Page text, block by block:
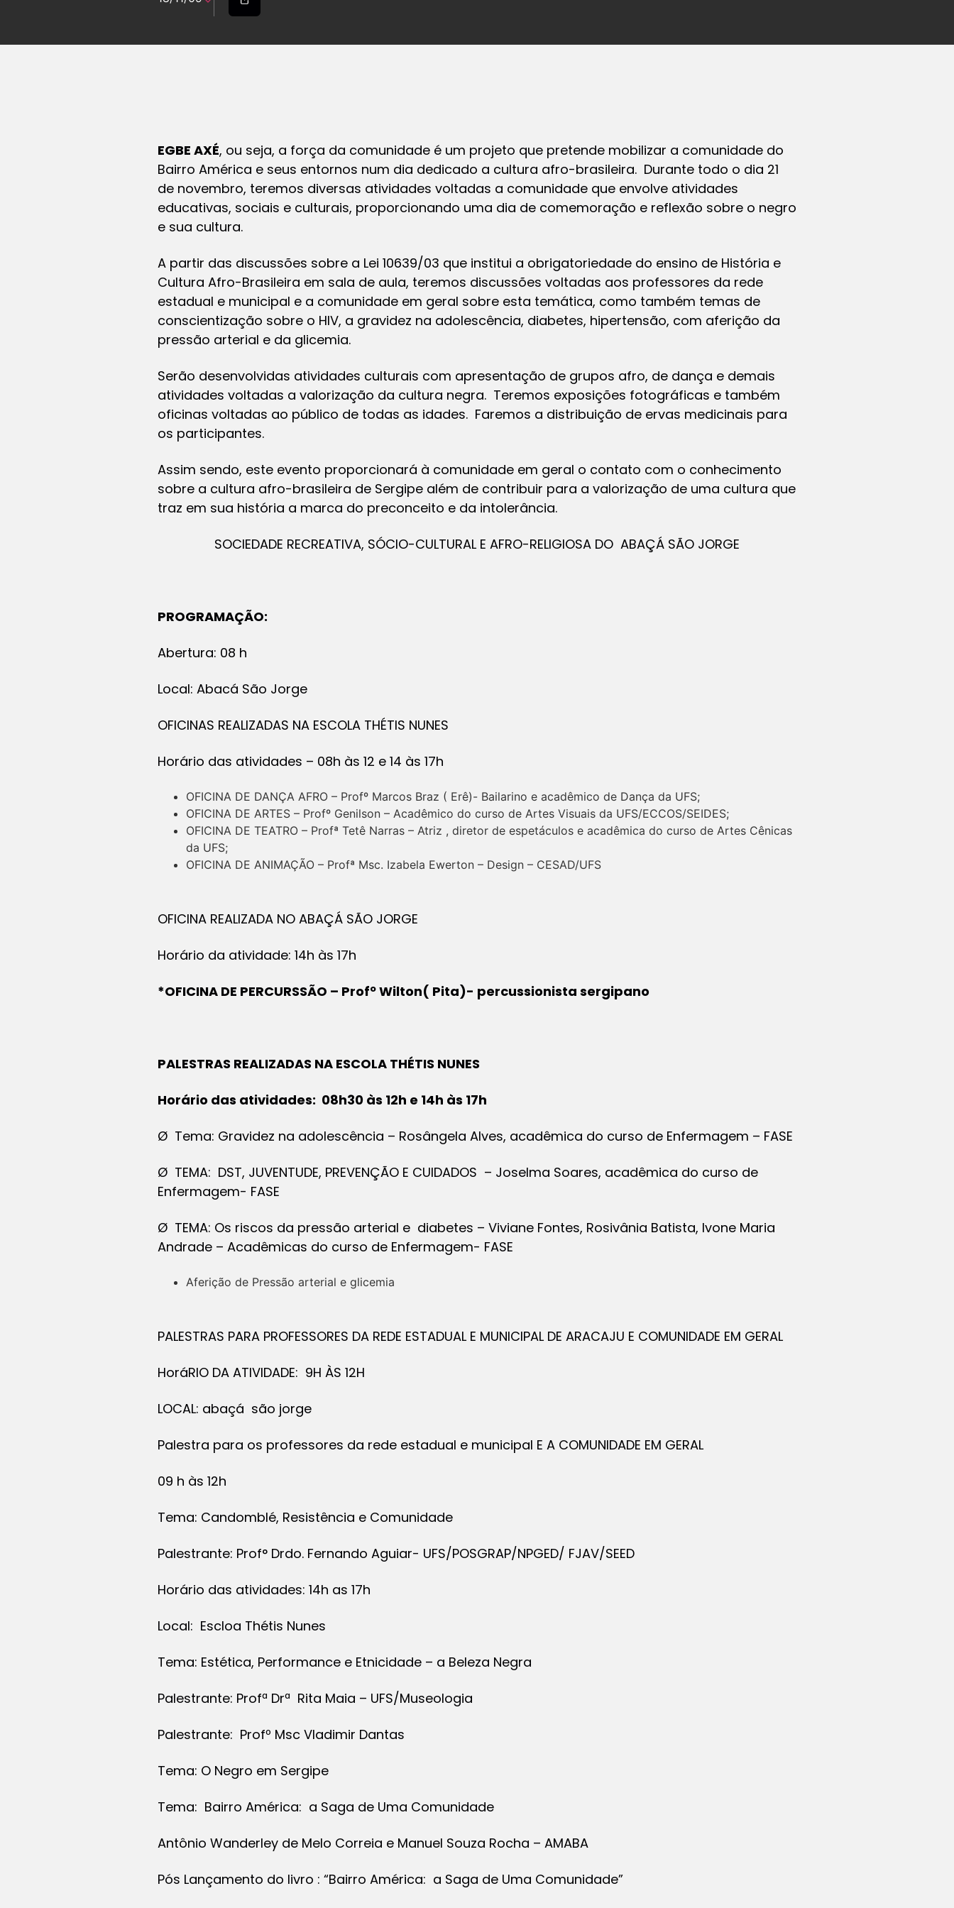
EGBE AXÉ, ou seja, a força da comunidade é um projeto que pretende mobilizar a comunidade do
Bairro América e seus entornos num dia dedicado a cultura afro-brasileira. Durante todo o dia 21
de novembro, teremos diversas atividades voltadas a comunidade que envolve atividades
educativas, sociais e culturais, proporcionando uma dia de comemoração e reflexão sobre o negro
e sua cultura.
A partir das discussões sobre a Lei 10639/03 que institui a obrigatoriedade do ensino de História e
Cultura Afro-Brasileira em sala de aula, teremos discussões voltadas aos professores da rede
estadual e municipal e a comunidade em geral sobre esta temática, como também temas de
conscientização sobre o HIV, a gravidez na adolescência, diabetes, hipertensão, com aferição da
pressão arterial e da glicemia.
Serão desenvolvidas atividades culturais com apresentação de grupos afro, de dança e demais
atividades voltadas a valorização da cultura negra. Teremos exposições fotográficas e também
oficinas voltadas ao público de todas as idades. Faremos a distribuição de ervas medicinais para
os participantes.
Assim sendo, este evento proporcionará à comunidade em geral o contato com o conhecimento
sobre a cultura afro-brasileira de Sergipe além de contribuir para a valorização de uma cultura que
traz em sua história a marca do preconceito e da intolerância.
SOCIEDADE RECREATIVA, SÓCIO-CULTURAL E AFRO-RELIGIOSA DO ABAÇÁ SÃO JORGE
PROGRAMAÇÃO:
Abertura: 08 h
Local: Abacá São Jorge
OFICINAS REALIZADAS NA ESCOLA THÉTIS NUNES
Horário das atividades – 08h às 12 e 14 às 17h
OFICINA DE DANÇA AFRO – Profº Marcos Braz ( Erê)- Bailarino e acadêmico de Dança da UFS;
OFICINA DE ARTES – Profº Genilson – Acadêmico do curso de Artes Visuais da UFS/ECCOS/SEIDES;
OFICINA DE TEATRO – Profª Tetê Narras – Atriz , diretor de espetáculos e acadêmica do curso de Artes Cênicas
da UFS;
OFICINA DE ANIMAÇÃO – Profª Msc. Izabela Ewerton – Design – CESAD/UFS
OFICINA REALIZADA NO ABAÇÁ SÃO JORGE
Horário da atividade: 14h às 17h
*OFICINA DE PERCURSSÃO – Profº Wilton( Pita)- percussionista sergipano
PALESTRAS REALIZADAS NA ESCOLA THÉTIS NUNES
Horário das atividades: 08h30 às 12h e 14h às 17h
Ø Tema: Gravidez na adolescência – Rosângela Alves, acadêmica do curso de Enfermagem – FASE
Ø TEMA: DST, JUVENTUDE, PREVENÇÃO E CUIDADOS – Joselma Soares, acadêmica do curso de
Enfermagem- FASE
Ø TEMA: Os riscos da pressão arterial e diabetes – Viviane Fontes, Rosivânia Batista, Ivone Maria
Andrade – Acadêmicas do curso de Enfermagem- FASE
Aferição de Pressão arterial e glicemia
PALESTRAS PARA PROFESSORES DA REDE ESTADUAL E MUNICIPAL DE ARACAJU E COMUNIDADE EM GERAL
HoráRIO DA ATIVIDADE: 9H ÀS 12H
LOCAL: abaçá são jorge
Palestra para os professores da rede estadual e municipal E A COMUNIDADE EM GERAL
09 h às 12h
Tema: Candomblé, Resistência e Comunidade
Palestrante: Prof° Drdo. Fernando Aguiar- UFS/POSGRAP/NPGED/ FJAV/SEED
Horário das atividades: 14h as 17h
Local: Escloa Thétis Nunes
Tema: Estética, Performance e Etnicidade – a Beleza Negra
Palestrante: Profª Drª Rita Maia – UFS/Museologia
Palestrante: Profº Msc Vladimir Dantas
Tema: O Negro em Sergipe
Tema: Bairro América: a Saga de Uma Comunidade
Antônio Wanderley de Melo Correia e Manuel Souza Rocha – AMABA
Pós Lançamento do livro : “Bairro América: a Saga de Uma Comunidade”